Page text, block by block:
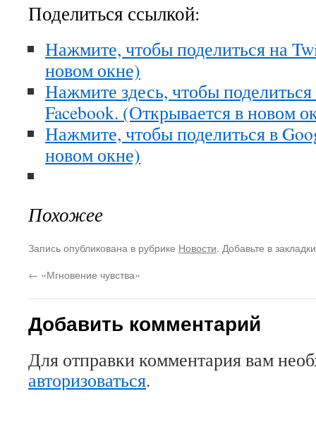
Поделиться ссылкой:
Нажмите, чтобы поделиться на
новом окне)
Нажмите здесь, чтобы
Facebook. (Открывается в новом
Нажмите, чтобы поделиться в
новом окне)
Похожее
Запись опубликована в рубрике Новости. Добавьте в
← «Мгновение чувства»
Добавить комментарий
Для отправки комментария вам
авторизоваться.